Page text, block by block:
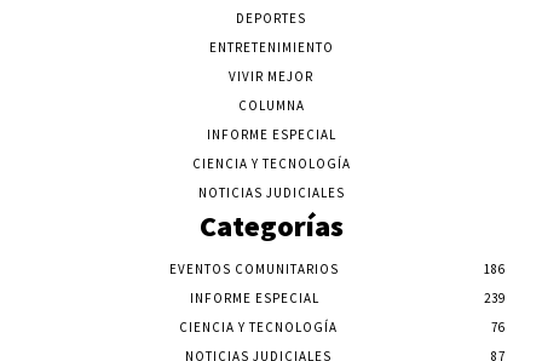
DEPORTES
ENTRETENIMIENTO
VIVIR MEJOR
COLUMNA
INFORME ESPECIAL
CIENCIA Y TECNOLOGÍA
NOTICIAS JUDICIALES
Categorías
EVENTOS COMUNITARIOS
186
INFORME ESPECIAL
239
CIENCIA Y TECNOLOGÍA
76
NOTICIAS JUDICIALES
87